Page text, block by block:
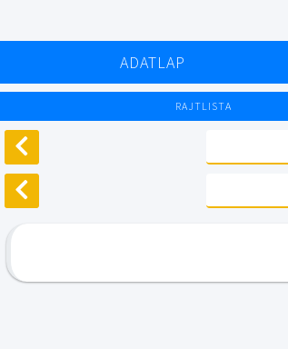
ADATLAP
RAJTLISTA